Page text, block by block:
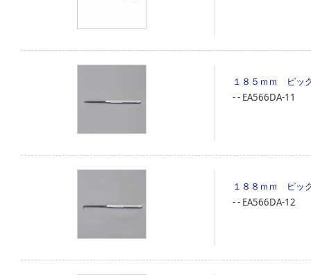
１８５ｍｍ ピッ
‐‐ EA566DA-11
１８８ｍｍ ピッ
‐‐ EA566DA-12